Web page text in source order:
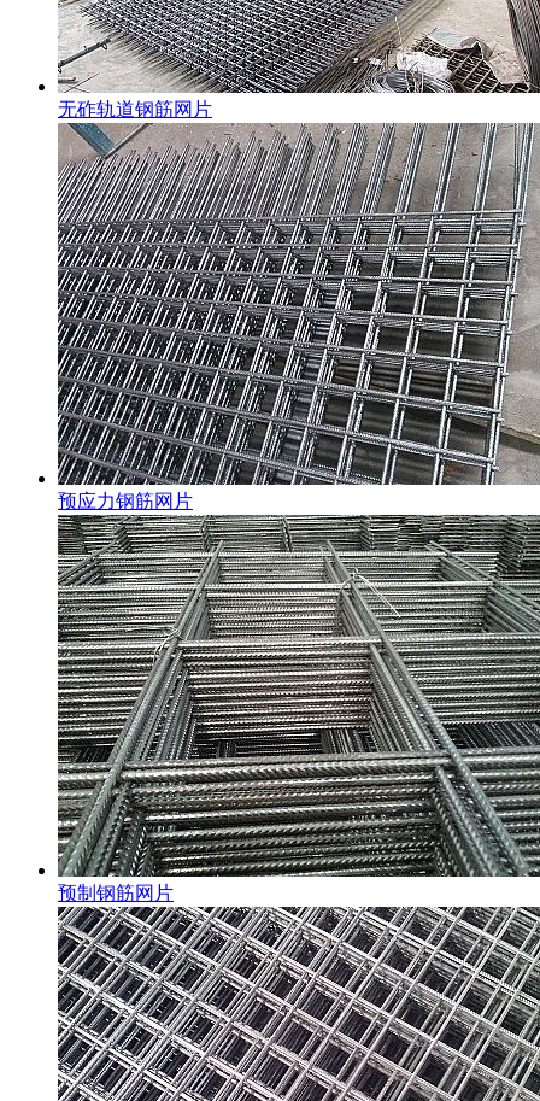
无砟轨道钢筋网片
预应力钢筋网片
预制钢筋网片